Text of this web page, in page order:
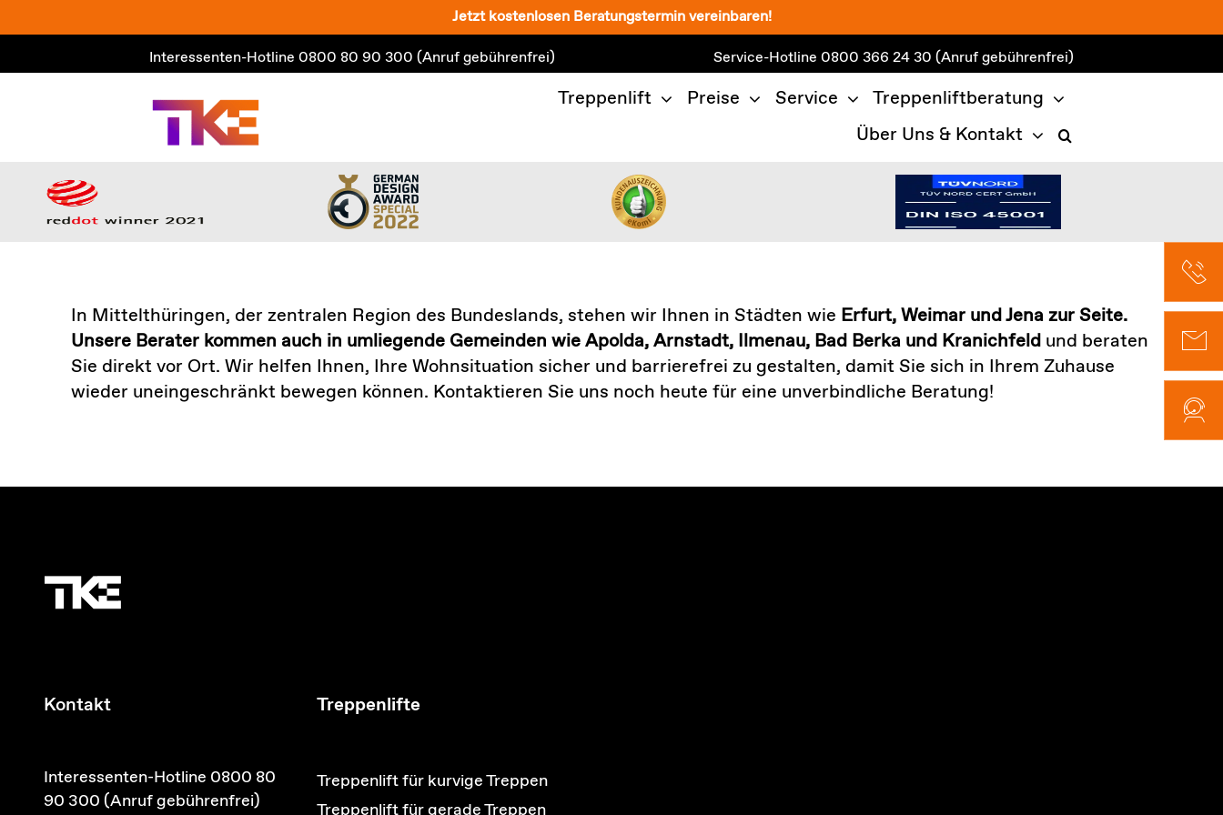
Inhalt
Jetzt kostenlosen Beratungstermin vereinbaren!
Interessenten-Hotline 0800 80 90 300 (Anruf gebührenfrei) Service-Hotline0800 366 24 30 (Anruf gebührenfrei)
Treppenlift Preise Service
Treppenliftberatung
Über Uns & Kontakt
In Mittelthüringen, der zentralen Region des Bundeslands, stehen wir Ihnen in Städten wie Erfurt, Weimar und Jena zur Seite.
Unsere Berater kommen auch in umliegende Gemeinden wie Apolda, Arnstadt, Ilmenau, Bad Berka und Kranichfeldund beraten
Sie direkt vor Ort. Wir helfen Ihnen, Ihre Wohnsituation sicher und barrierefrei zu gestalten, damit Sie sich in Ihrem Zuhause
wieder uneingeschränkt bewegen können. Kontaktieren Sie uns noch heute für eine unverbindliche Beratung!
Kontakt
Interessenten-Hotline 0800 80
90 300 (Anruf gebührenfrei)
Treppenlifte
Treppenlift für kurvige Treppen
Treppenlift für gerade Treppen